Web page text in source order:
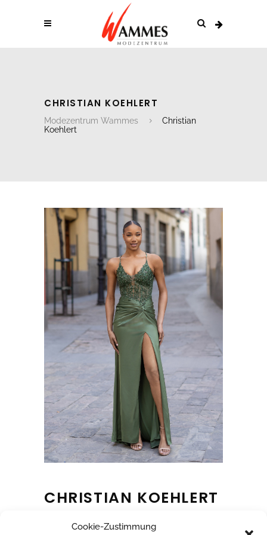
Cookie-Zustimmung
CHRISTIAN KOEHLERT
Modezentrum Wammes
Christian
Koehlert
CHRISTIAN KOEHLERT